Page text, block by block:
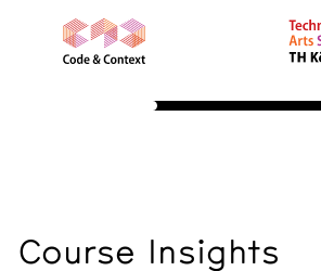
Course Insights